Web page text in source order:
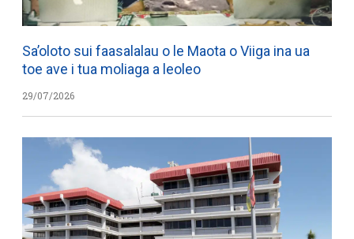
Sa’oloto sui faasalalau o le Maota o Viiga ina ua
toe ave i tua moliaga a leoleo
29/07/2026